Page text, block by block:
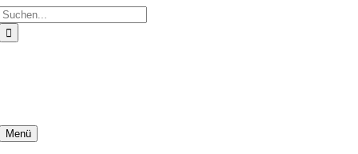
Zum
Inhalt
springen
Menü